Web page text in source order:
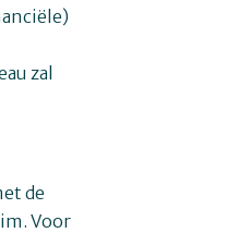
zal
de
Voor